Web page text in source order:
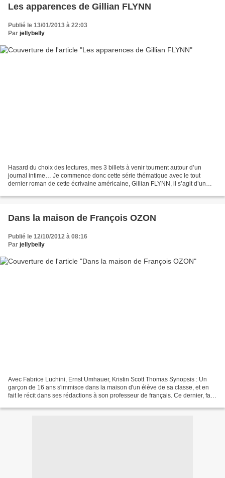
Les apparences de Gillian FLYNN
Publié le 13/01/2013 à 22:03
Par jellybelly
Hasard du choix des lectures, mes 3 billets à venir tournent autour d’un
journal intime… Je commence donc cette série thématique avec le tout
dernier roman de cette écrivaine américaine, Gillian FLYNN, il s’agit d’un
Dans la maison de François OZON
Publié le 12/10/2012 à 08:16
Par jellybelly
Avec Fabrice Luchini, Ernst Umhauer, Kristin Scott Thomas Synopsis : Un
garçon de 16 ans s'immisce dans la maison d'un élève de sa classe, et en
fait le récit dans ses rédactions à son professeur de français. Ce dernier, face